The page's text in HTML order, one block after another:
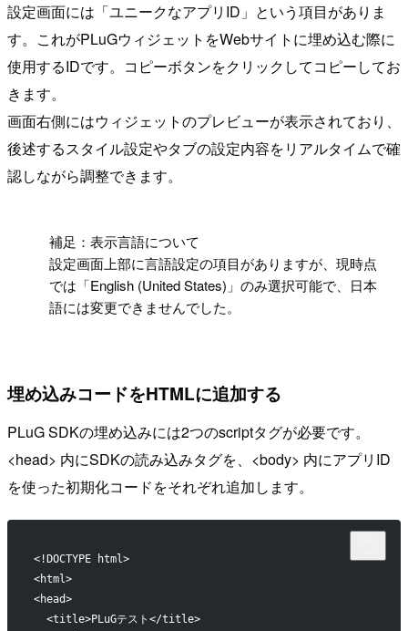
設定画面には「ユニークなアプリID」という項目がありま
す。これがPLuGウィジェットをWebサイトに埋め込む際に
使用するIDです。コピーボタンをクリックしてコピーしてお
きます。
画面右側にはウィジェットのプレビューが表示されており、
後述するスタイル設定やタブの設定内容をリアルタイムで確
認しながら調整できます。
補足：表示言語について
設定画面上部に言語設定の項目がありますが、現時点
では「English (United States)」のみ選択可能で、日本
語には変更できませんでした。
埋め込みコードをHTMLに追加する
PLuG SDKの埋め込みには2つのscriptタグが必要です。
<head> 内にSDKの読み込みタグを、<body> 内にアプリID
を使った初期化コードをそれぞれ追加します。
<!DOCTYPE html>
<html>
<head>
  <title>PLuGテスト</title>